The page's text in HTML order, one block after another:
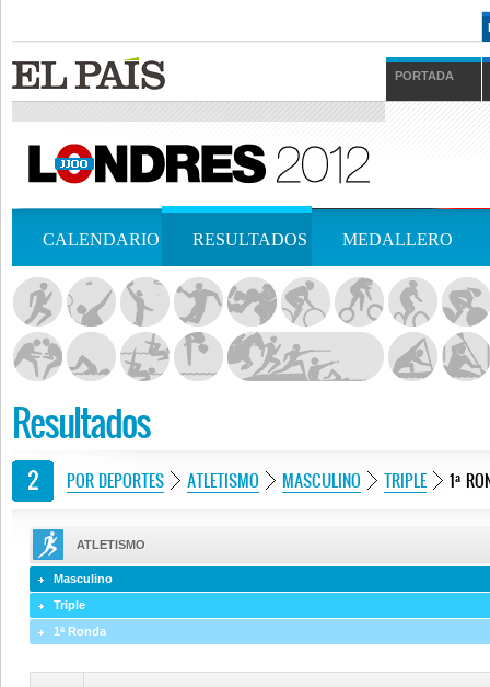
PORTADA
CALENDARIO RESULTADOS MEDALLERO
Resultados
POR DEPORTES ATLETISMO MASCULINO TRIPLE 1ª
ATLETISMO
Masculino
Triple
1ª Ronda